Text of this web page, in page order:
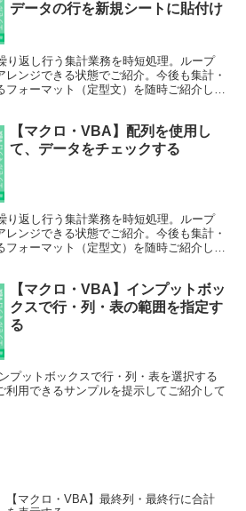
データの行を新規シートに貼付け
り返し行う集計業務を時短処理。ループ
ンジできる状態でご紹介。今後も集計・
ォーマット（定型文）を随時ご紹介して
【マクロ・VBA】配列を使用し
て、データをチェックする
り返し行う集計業務を時短処理。ループ
ンジできる状態でご紹介。今後も集計・
ォーマット（定型文）を随時ご紹介して
【マクロ・VBA】インプットボッ
クスで行・列・表の範囲を指定す
る
プットボックスで行・列・表を選択する
利用できるサンプルを提示してご紹介して
【マクロ・VBA】最終列・最終行に合計